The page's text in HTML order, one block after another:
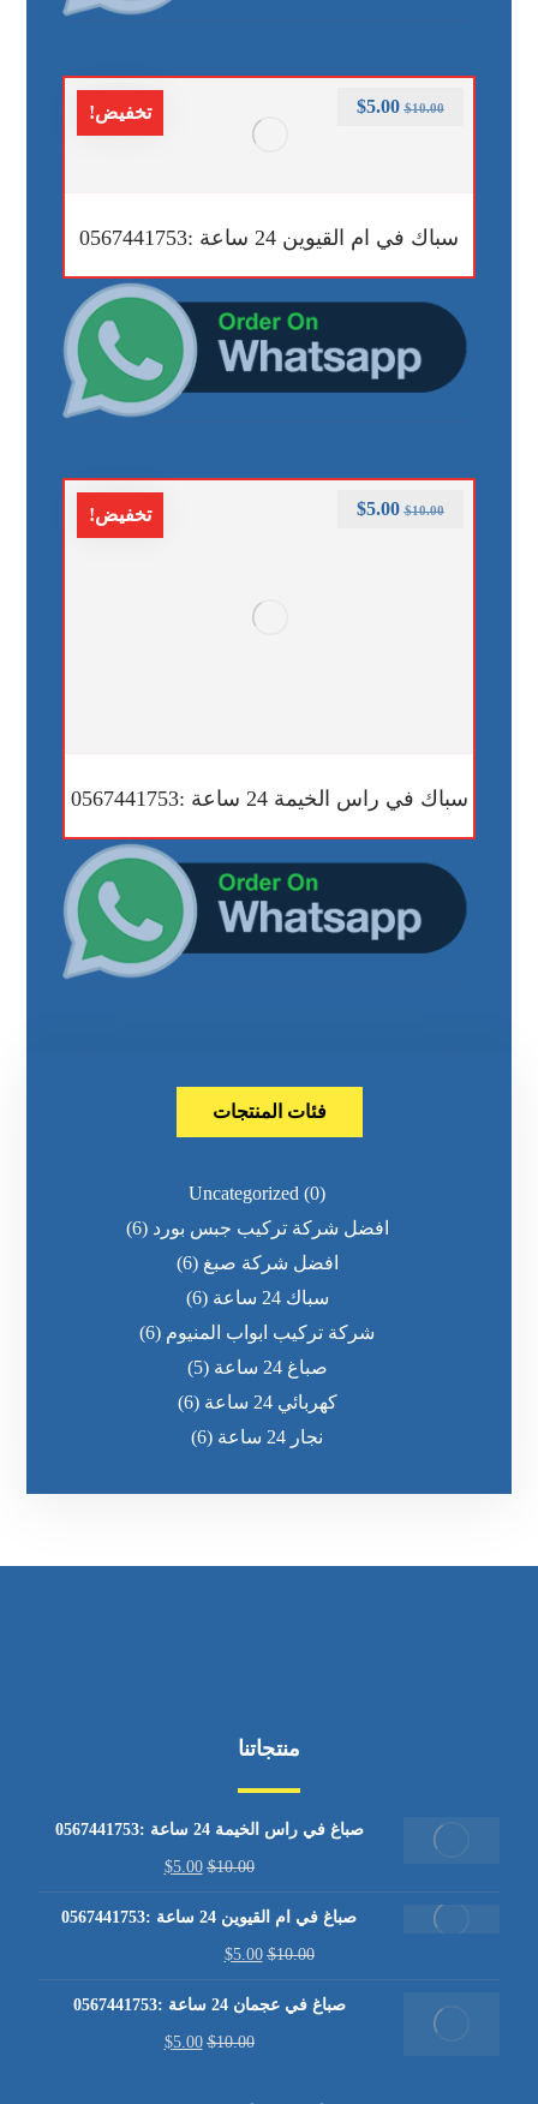
تخفيض!
سباك في ام القيوين 24 ساعة :0567441753
$10.00
$5.00
تخفيض!
سباك في راس الخيمة 24 ساعة :0567441753
$10.00
$5.00
فئات المنتجات
Uncategorized (0)
افضل شركة تركيب جبس بورد (6)
افضل شركة صبغ (6)
سباك 24 ساعة
(6)
شركة تركيب ابواب المنيوم (6)
صباغ 24 ساعة
(5)
كهربائي 24 ساعة
(6)
نجار 24 ساعة
(6)
منتجاتنا
صباغ في راس الخيمة 24 ساعة :0567441753
$10.00
$5.00
صباغ في ام القيوين 24 ساعة :0567441753
$10.00
$5.00
صباغ في عجمان 24 ساعة :0567441753
$10.00
$5.00